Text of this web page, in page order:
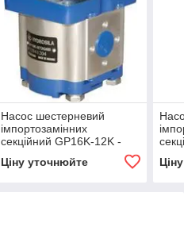
Насос шестерневий
імпортозамінних
секційний GP16K-12K -
Ціну уточнюйте